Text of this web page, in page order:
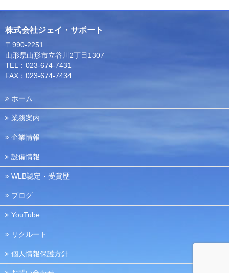
株式会社ジェイ・サポート
〒990-2251
山形県山形市立谷川2丁目1307
TEL：023-674-7431
FAX：023-674-7434
ホーム
業務案内
企業情報
設備情報
WLB認定・受賞歴
ブログ
YouTube
リクルート
個人情報保護方針